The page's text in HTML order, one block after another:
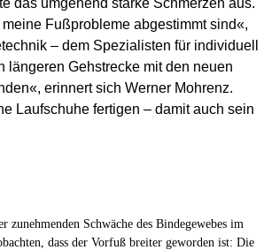
das umgehend starke Schmerzen aus.
Fußprobleme abgestimmt sind«,
– dem Spezialisten für individuell
längeren Gehstrecke mit den neuen
erinnert sich Werner Mohrenz.
Laufschuhe fertigen – damit auch sein
Schwäche des Bindegewebes im
dass der Vorfuß breiter geworden ist: Die